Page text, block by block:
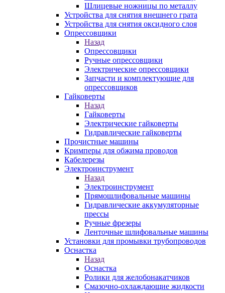
Шлицевые ножницы по металлу
Устройства для снятия внешнего грата
Устройства для снятия оксидного слоя
Опрессовщики
Назад
Опрессовщики
Ручные опрессовщики
Электрические опрессовщики
Запчасти и комплектующие для
опрессовщиков
Гайковерты
Назад
Гайковерты
Электрические гайковерты
Гидравлические гайковерты
Прочистные машины
Кримперы для обжима проводов
Кабелерезы
Электроинструмент
Назад
Электроинструмент
Прямошлифовальные машины
Гидравлические аккумуляторные
прессы
Ручные фрезеры
Ленточные шлифовальные машины
Установки для промывки трубопроводов
Оснастка
Назад
Оснастка
Ролики для желобонакатчиков
Смазочно-охлаждающие жидкости